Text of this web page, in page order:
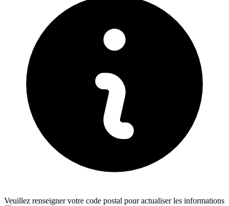
Veuillez renseigner votre code postal pour actualiser les informations